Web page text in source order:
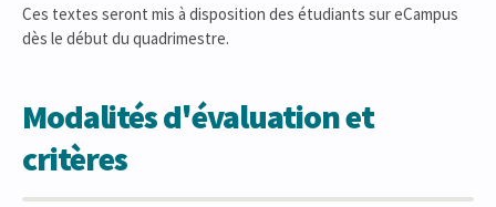
Ces textes seront mis à disposition des étudiants sur eCampus
dès le début du quadrimestre.
Modalités d'évaluation et
critères